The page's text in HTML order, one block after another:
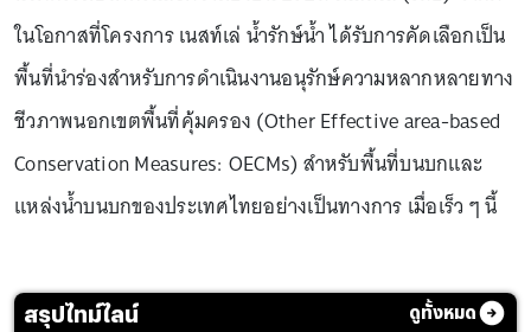
ในโอกาสที่โครงการ เนสท์เล่ น้ำรักษ์น้ำ ได้รับการคัดเลือกเป็น
พื้นที่นำร่องสำหรับการดำเนินงานอนุรักษ์ความหลากหลายทาง
ชีวภาพนอกเขตพื้นที่คุ้มครอง (Other Effective area-based
Conservation Measures: OECMs) สำหรับพื้นที่บนบกและ
แหล่งน้ำบนบกของประเทศไทยอย่างเป็นทางการ เมื่อเร็ว ๆ นี้
สรุปไทม์ไลน์ ดูทั้งหมด